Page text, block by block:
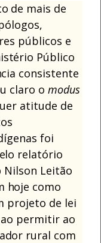
de mais de
públicos e
Público
consistente
claro o modus
atitude de
foi
relatório
Leitão
hoje como
projeto de lei
ao permitir ao
rural com